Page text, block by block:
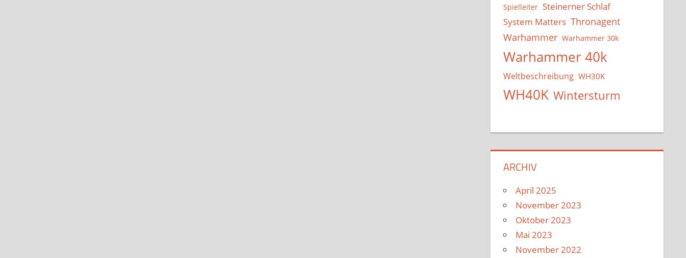
Spielleiter Steinerner Schlaf
System Matters Thronagent
Warhammer Warhammer 30k
Warhammer 40k
Weltbeschreibung WH30K
WH40K Wintersturm
ARCHIV
April 2025
November 2023
Oktober 2023
Mai 2023
November 2022